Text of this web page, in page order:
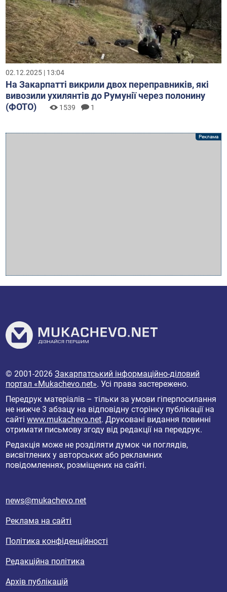
02.12.2025 | 13:04
На Закарпатті викрили двох переправників, які
вивозили ухилянтів до Румунії через полонину
(ФОТО)
1539 1
© 2001-2026Закарпатський інформаційно-діловий
портал «Mukachevo.net». Усі права застережено.
Передрук матеріалів – тільки за умови гіперпосилання
не нижче 3 абзацу на відповідну сторінку публікації на
сайтіwww.mukachevo.net. Друковані видання повинні
отримати письмову згоду від редакції на передрук.
Редакція може не розділяти думок чи поглядів,
висвітлених у авторських або рекламних
повідомленнях, розміщених на сайті.
news@mukachevo.net
Реклама на сайті
Політика конфіденційності
Редакційна політика
Архів публікацій